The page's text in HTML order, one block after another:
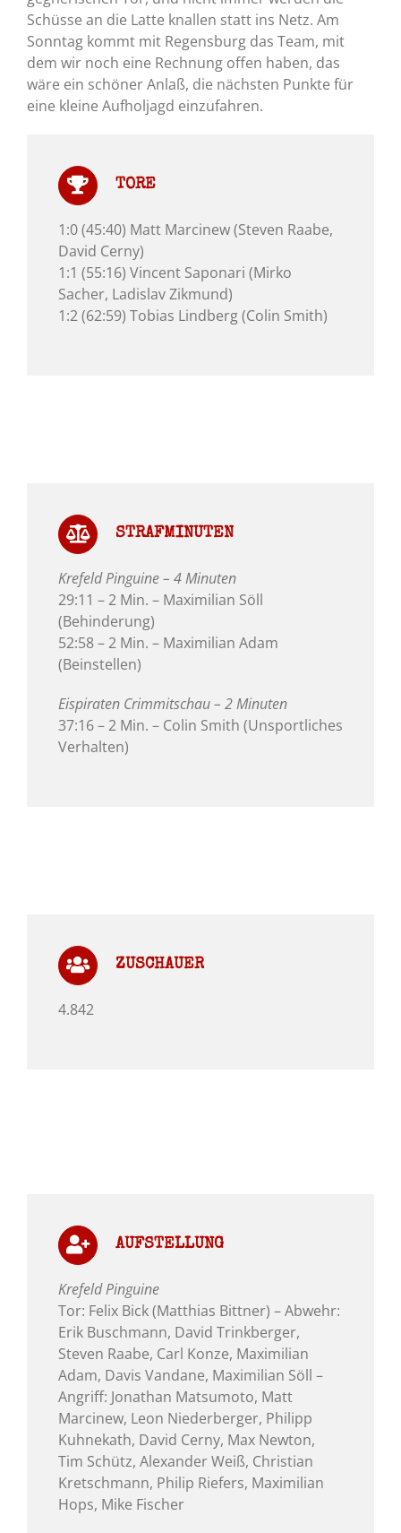
Schüsse an die Latte knallen statt ins Netz. Am
Sonntag kommt mit Regensburg das Team, mit
dem wir noch eine Rechnung offen haben, das
wäre ein schöner Anlaß, die nächsten Punkte für
eine kleine Aufholjagd einzufahren.
TORE
1:0 (45:40) Matt Marcinew (Steven Raabe,
David Cerny)
1:1 (55:16) Vincent Saponari (Mirko
Sacher, Ladislav Zikmund)
1:2 (62:59) Tobias Lindberg (Colin Smith)
STRAFMINUTEN
Krefeld Pinguine – 4 Minuten
29:11 – 2 Min. – Maximilian Söll
(Behinderung)
52:58 – 2 Min. – Maximilian Adam
(Beinstellen)
Eispiraten Crimmitschau – 2 Minuten
37:16 – 2 Min. – Colin Smith (Unsportliches
Verhalten)
ZUSCHAUER
4.842
AUFSTELLUNG
Krefeld Pinguine
Tor: Felix Bick (Matthias Bittner) – Abwehr:
Erik Buschmann, David Trinkberger,
Steven Raabe, Carl Konze, Maximilian
Adam, Davis Vandane, Maximilian Söll –
Angriff: Jonathan Matsumoto, Matt
Marcinew, Leon Niederberger, Philipp
Kuhnekath, David Cerny, Max Newton,
Tim Schütz, Alexander Weiß, Christian
Kretschmann, Philip Riefers, Maximilian
Hops, Mike Fischer